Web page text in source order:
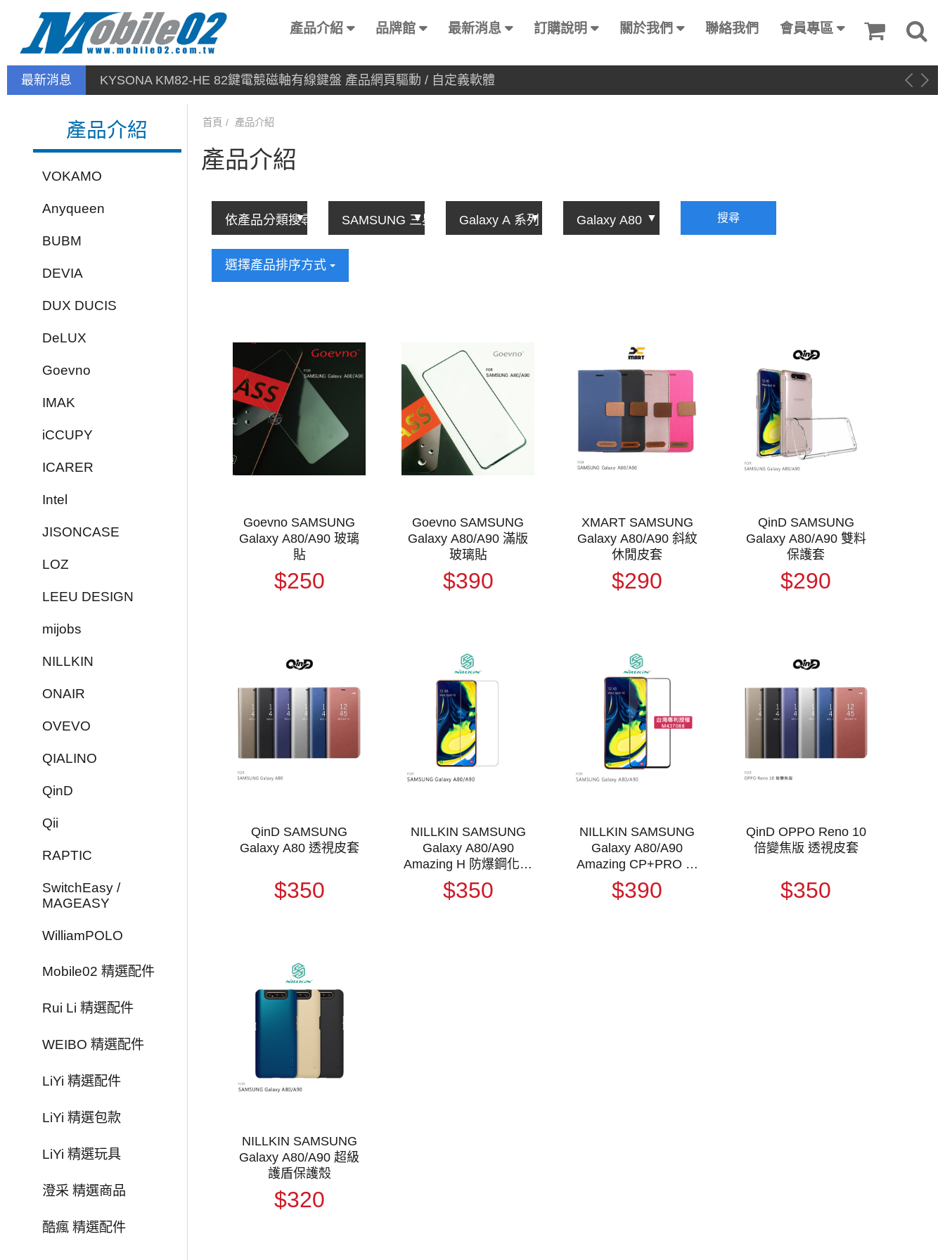
產品介紹 品牌館 最新消息 訂購說明 關於我們 聯絡我們 會員專區
最新消息 停產通告
產品介紹
VOKAMO
Anyqueen
BUBM
DEVIA
DUX DUCIS
DeLUX
Goevno
IMAK
iCCUPY
ICARER
Intel
JISONCASE
LOZ
LEEU DESIGN
mijobs
NILLKIN
ONAIR
OVEVO
QIALINO
QinD
Qii
RAPTIC
SwitchEasy /
MAGEASY
WilliamPOLO
Mobile02 精選配件
Rui Li 精選配件
WEIBO 精選配件
LiYi 精選配件
LiYi 精選包款
LiYi 精選玩具
澄采 精選商品
酷瘋 精選配件
首頁 產品介紹
產品介紹
搜尋
選擇產品排序方式
Goevno SAMSUNG
Galaxy A80/A90 玻璃
貼
$250
Goevno SAMSUNG
Galaxy A80/A90 滿版
玻璃貼
$390
XMART SAMSUNG
Galaxy A80/A90 斜紋
休閒皮套
$290
QinD SAMSUNG
Galaxy A80/A90 雙料
保護套
$290
QinD SAMSUNG
Galaxy A80 透視皮套
$350
NILLKIN SAMSUNG
Galaxy A80/A90
Amazing H 防爆鋼化玻
璃貼
$350
NILLKIN SAMSUNG
Galaxy A80/A90
Amazing CP+PRO 防
爆鋼化玻璃貼
$390
QinD OPPO Reno 10
倍變焦版 透視皮套
$350
NILLKIN SAMSUNG
Galaxy A80/A90 超級
護盾保護殼
$320